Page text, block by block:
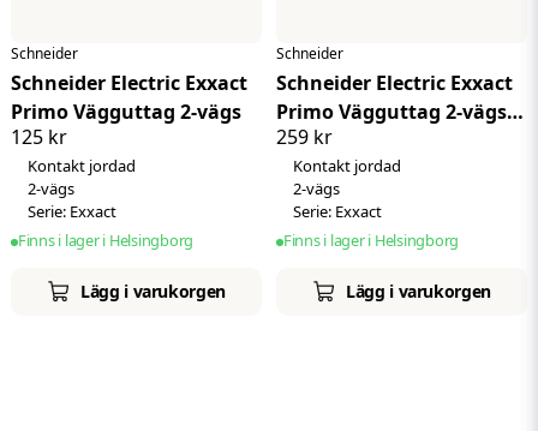
Schneider
Schneider Electric Exxact
Primo Vägguttag 2-vägs
125 kr
Kontakt jordad
2-vägs
Serie: Exxact
Finns i lager i Helsingborg
Lägg i varukorgen
Schneider
Schneider Electric Exxact
Primo Vägguttag 2-vägs |
Antracit
259 kr
Kontakt jordad
2-vägs
Serie: Exxact
Finns i lager i Helsingborg
Lägg i varukorgen